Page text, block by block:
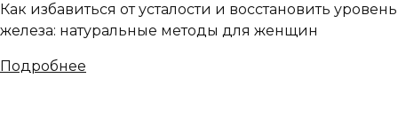
Как избавиться от усталости и восстановить уровень
железа: натуральные методы для женщин
Подробнее